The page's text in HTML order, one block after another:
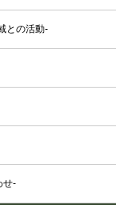
の活動-
-